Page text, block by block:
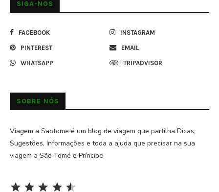
SIGA-NOS
FACEBOOK INSTAGRAM
PINTEREST EMAIL
WHATSAPP TRIPADVISOR
SOBRE NÓS
Viagem a Saotome é um blog de viagem que partilha Dicas,
Sugestões, Informações e toda a ajuda que precisar na sua
viagem a São Tomé e Príncipe
⭐⭐⭐ ⭐⭐